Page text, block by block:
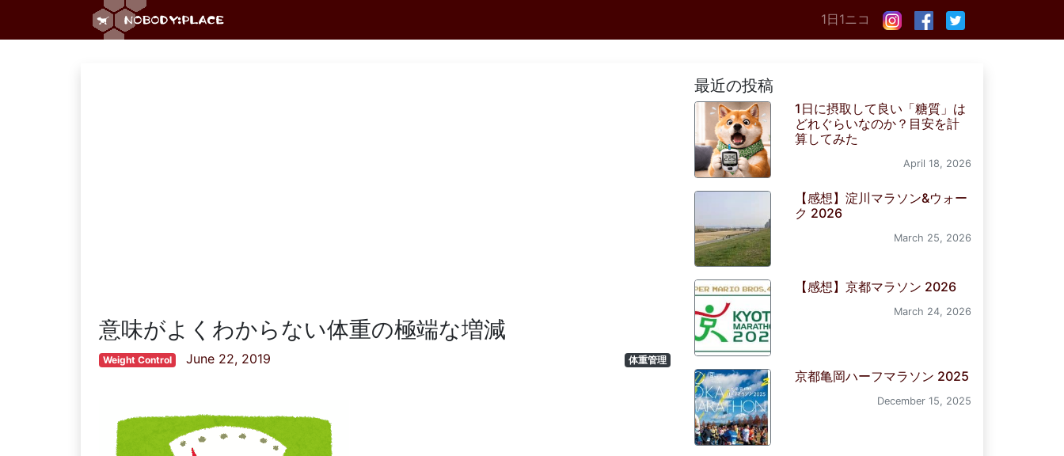
1日1ニコ
意味がよくわからない体重の極端な増減
Weight Control June 22, 2019 体重管理
最近の投稿
1日に摂取して良い「糖質」は
どれぐらいなのか？目安を計
算してみた
April 18, 2026
【感想】淀川マラソン&ウォー
ク 2026
March 25, 2026
【感想】京都マラソン 2026
March 24, 2026
京都亀岡ハーフマラソン 2025
December 15, 2025